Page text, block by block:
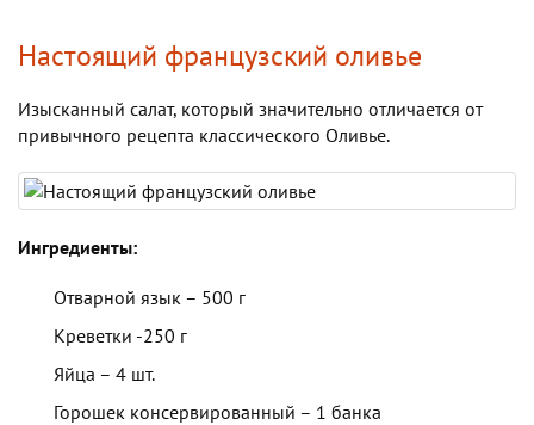
Настоящий французский оливье
Изысканный салат, который значительно отличается от
привычного рецепта классического Оливье.
Ингредиенты:
Отварной язык – 500 г
Креветки -250 г
Яйца – 4 шт.
Горошек консервированный – 1 банка